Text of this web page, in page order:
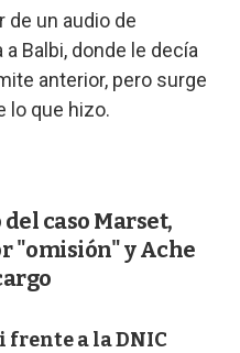
de un audio de
Balbi, donde le decía
anterior, pero surge
lo que hizo.
caso Marset,
"omisión" y Ache
frente a la DNIC